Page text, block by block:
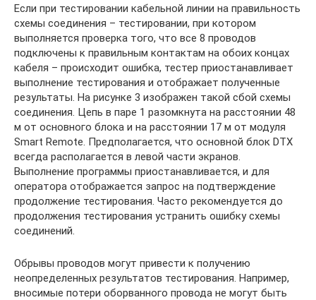
Если при тестировании кабельной линии на правильность
схемы соединения – тестировании, при котором
выполняется проверка того, что все 8 проводов
подключены к правильным контактам на обоих концах
кабеля – происходит ошибка, тестер приостанавливает
выполнение тестирования и отображает полученные
результаты. На рисунке 3 изображен такой сбой схемы
соединения. Цепь в паре 1 разомкнута на расстоянии 48
м от основного блока и на расстоянии 17 м от модуля
Smart Remote. Предполагается, что основной блок DTX
всегда располагается в левой части экранов.
Выполнение программы приостанавливается, и для
оператора отображается запрос на подтверждение
продолжение тестирования. Часто рекомендуется до
продолжения тестирования устранить ошибку схемы
соединений.
Обрывы проводов могут привести к получению
неопределенных результатов тестирования. Например,
вносимые потери оборванного провода не могут быть